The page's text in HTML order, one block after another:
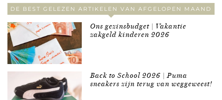
DE BEST GELEZEN ARTIKELEN VAN AFGELOPEN MAAND
Ons gezinsbudget | Vakantie
zakgeld kinderen 2026
Back to School 2026 | Puma
sneakers zijn terug van weggeweest!